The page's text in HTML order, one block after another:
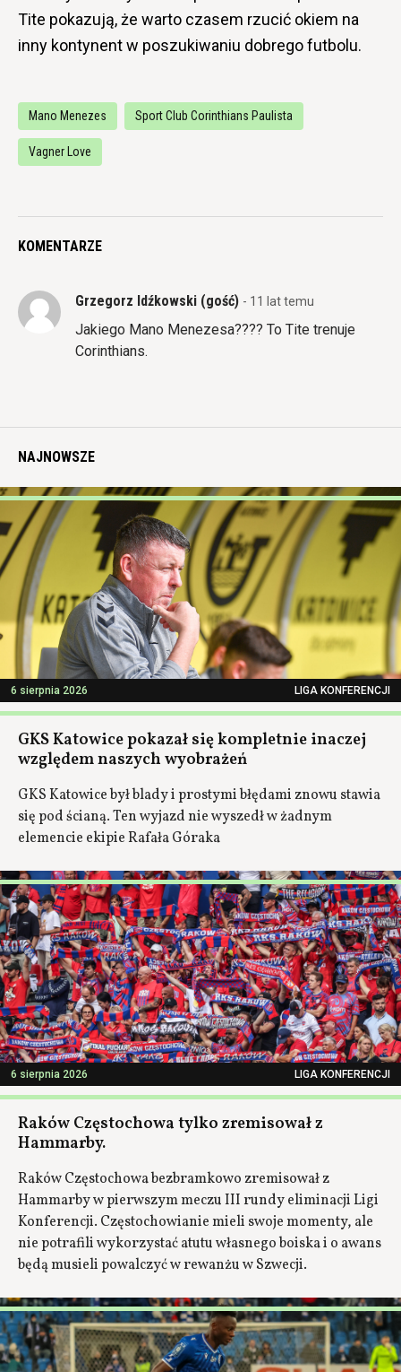
Tite pokazują, że warto czasem rzucić okiem na
inny kontynent w poszukiwaniu dobrego futbolu.
Mano Menezes Sport Club Corinthians Paulista
Vagner Love
KOMENTARZE
Grzegorz Idźkowski (gość) - 11 lat temu
Jakiego Mano Menezesa???? To Tite trenuje
Corinthians.
NAJNOWSZE
6 sierpnia 2026 LIGA KONFERENCJI
GKS Katowice pokazał się kompletnie inaczej
względem naszych wyobrażeń
GKS Katowice był blady i prostymi błędami znowu stawia
się pod ścianą. Ten wyjazd nie wyszedł w żadnym
elemencie ekipie Rafała Góraka
6 sierpnia 2026 LIGA KONFERENCJI
Raków Częstochowa tylko zremisował z
Hammarby.
Raków Częstochowa bezbramkowo zremisował z
Hammarby w pierwszym meczu III rundy eliminacji Ligi
Konferencji. Częstochowianie mieli swoje momenty, ale
nie potrafili wykorzystać atutu własnego boiska i o awans
będą musieli powalczyć w rewanżu w Szwecji.